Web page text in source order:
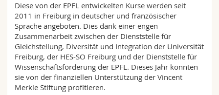
Diese von der EPFL entwickelten Kurse werden seit
2011 in Freiburg in deutscher und französischer
Sprache angeboten. Dies dank einer engen
Zusammenarbeit zwischen der Dienststelle für
Gleichstellung, Diversität und Integration der Universität
Freiburg, der HES-SO Freiburg und der Dienststelle für
Wissenschaftsförderung der EPFL. Dieses Jahr konnten
sie von der finanziellen Unterstützung der Vincent
Merkle Stiftung profitieren.